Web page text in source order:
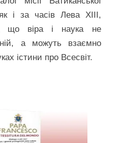
і за часів Лева XIII,
що віра і наука не
а можуть взаємно
істини про Всесвіт.